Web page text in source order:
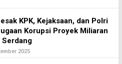
KPK, Kejaksaan, dan Polri
Korupsi Proyek Miliaran
Serdang
2025Oleh
Redaksi2